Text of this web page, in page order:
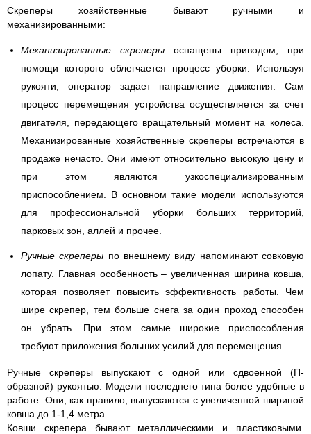
Скреперы хозяйственные бывают ручными и
механизированными:
Механизированные скреперы оснащены приводом, при
помощи которого облегчается процесс уборки. Используя
рукояти, оператор задает направление движения. Сам
процесс перемещения устройства осуществляется за счет
двигателя, передающего вращательный момент на колеса.
Механизированные хозяйственные скреперы встречаются в
продаже нечасто. Они имеют относительно высокую цену и
при этом являются узкоспециализированным
приспособлением. В основном такие модели используются
для профессиональной уборки больших территорий,
парковых зон, аллей и прочее.
Ручные скреперы по внешнему виду напоминают совковую
лопату. Главная особенность – увеличенная ширина ковша,
которая позволяет повысить эффективность работы. Чем
шире скрепер, тем больше снега за один проход способен
он убрать. При этом самые широкие приспособления
требуют приложения больших усилий для перемещения.
Ручные скреперы выпускают с одной или сдвоенной (П-
образной) рукоятью. Модели последнего типа более удобные в
работе. Они, как правило, выпускаются с увеличенной шириной
ковша до 1-1,4 метра.
Ковши скрепера бывают металлическими и пластиковыми.